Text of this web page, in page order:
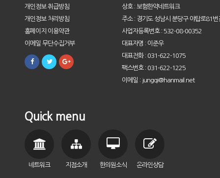
개인정보 취급방침
개인정보 처리방침
홈페이지 이용약관
이메일 무단수집거부
상호 : 보험한약네트워크
주소 : 경기도 성남시 분당구 야탑로81
사업자등록번호 : 532-08-00352
대표자명 : 이준우
대표전화 : 031-622-1075
팩스번호 : 031-622-1225
이메일 : jungqi@hanmail.net
Quick menu
네트워크 지점소개 한의원소식 온라인상담